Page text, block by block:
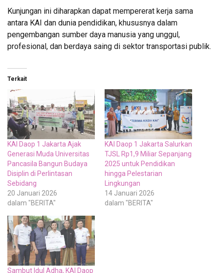
Kunjungan ini diharapkan dapat mempererat kerja sama
antara KAI dan dunia pendidikan, khususnya dalam
pengembangan sumber daya manusia yang unggul,
profesional, dan berdaya saing di sektor transportasi publik.
Terkait
KAI Daop 1 Jakarta Ajak
Generasi Muda Universitas
Pancasila Bangun Budaya
Disiplin di Perlintasan
Sebidang
20 Januari 2026
dalam "BERITA"
KAI Daop 1 Jakarta Salurkan
TJSL Rp1,9 Miliar Sepanjang
2025 untuk Pendidikan
hingga Pelestarian
Lingkungan
14 Januari 2026
dalam "BERITA"
Sambut Idul Adha, KAI Daop